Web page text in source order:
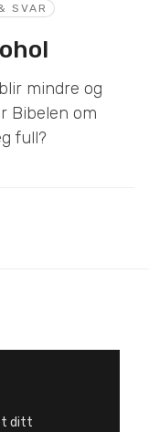
SVAR
mindre og
Bibelen om
full?
ditt